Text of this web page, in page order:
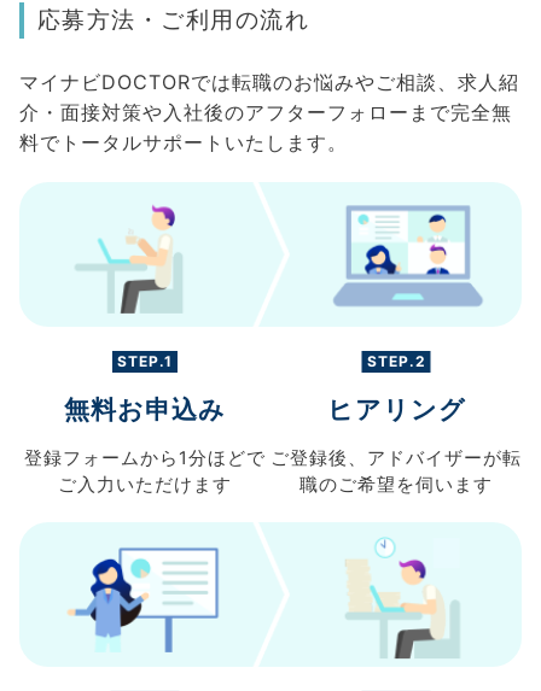
応募方法・ご利用の流れ
マイナビDOCTORでは転職のお悩みやご相談、求人紹
介・面接対策や入社後のアフターフォローまで完全無
料でトータルサポートいたします。
STEP.1
無料お申込み
登録フォームから 1分ほどで
ご入力 いただけます
STEP.2
ヒアリング
ご登録後、 アドバイザーが転
職のご希望を伺います